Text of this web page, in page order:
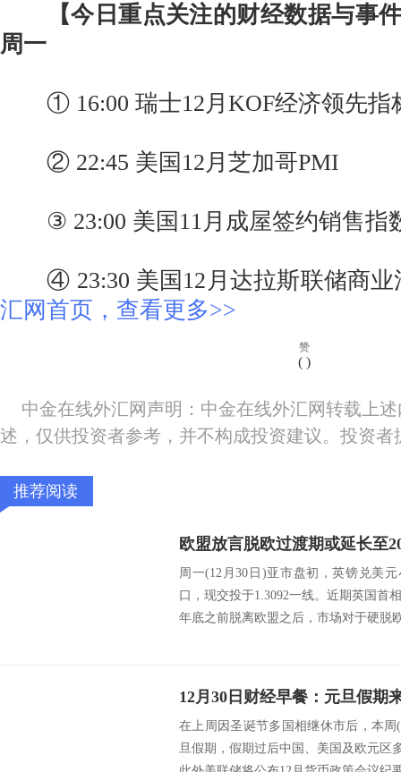
【今日重点关注的财经数据与事
周一
① 16:00 瑞士12月KOF经济领先指
② 22:45 美国12月芝加哥PMI
③ 23:00 美国11月成屋签约销售指
④ 23:30 美国12月达拉斯联储商业
汇网首页，查看更多>>
赞
( )
中金在线外汇网声明：中金在线外汇网转载上
述，仅供投资者参考，并不构成投资建议。投资
推荐阅读
周一(12月30日)亚市盘初，英镑兑美
口，现交投于1.3092一线。近期英国首
年底之前脱离欧盟之后，市场对于硬脱
在上周因圣诞节多国相继休市后，本
旦假期，假期过后中国、美国及欧元区